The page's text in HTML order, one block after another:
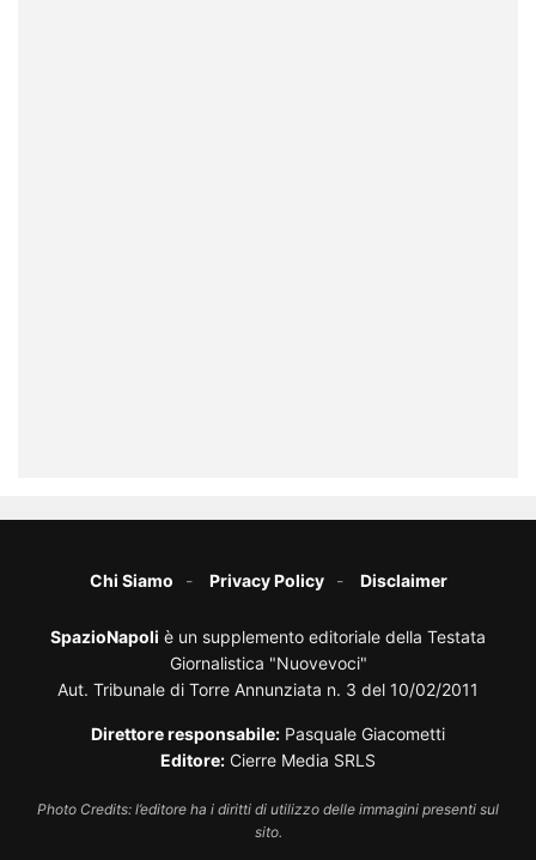
Chi Siamo Privacy Policy Disclaimer
SpazioNapoli è un supplemento editoriale della Testata
Giornalistica "Nuovevoci"
Aut. Tribunale di Torre Annunziata n. 3 del 10/02/2011
Direttore responsabile: Pasquale Giacometti
Editore: Cierre Media SRLS
Photo Credits: l’editore ha i diritti di utilizzo delle immagini presenti sul
sito.